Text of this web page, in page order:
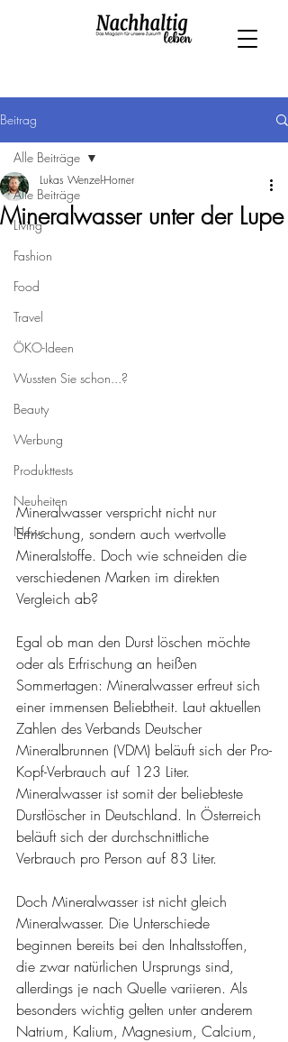
Beitrag
Alle Beiträge
Living
Fashion
Food
Travel
ÖKO-Ideen
Wussten Sie schon...?
Beauty
Werbung
Produkttests
Neuheiten
News
Alle Beiträge
Mineralwasser unter der Lupe
Lukas Wenzel-Horner
Mineralwasser verspricht nicht nur
Erfrischung, sondern auch wertvolle
Mineralstoffe. Doch wie schneiden die
verschiedenen Marken im direkten
Vergleich ab?
Egal ob man den Durst löschen möchte
oder als Erfrischung an heißen
Sommertagen: Mineralwasser erfreut sich
einer immensen Beliebtheit. Laut aktuellen
Zahlen des Verbands Deutscher
Mineralbrunnen (VDM) beläuft sich der Pro-
Kopf-Verbrauch auf 123 Liter.
Mineralwasser ist somit der beliebteste
Durstlöscher in Deutschland. In Österreich
beläuft sich der durchschnittliche
Verbrauch pro Person auf 83 Liter.
Doch Mineralwasser ist nicht gleich
Mineralwasser. Die Unterschiede
beginnen bereits bei den Inhaltsstoffen,
die zwar natürlichen Ursprungs sind,
allerdings je nach Quelle variieren. Als
besonders wichtig gelten unter anderem
Natrium, Kalium, Magnesium, Calcium,